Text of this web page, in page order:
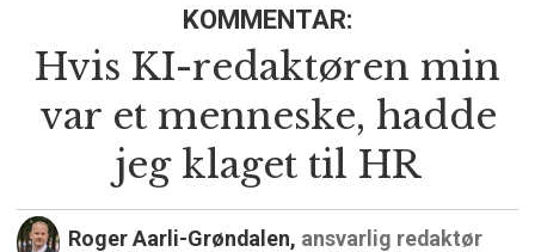
KOMMENTAR:
Hvis KI-redaktøren min
var et menneske, hadde
jeg klaget til HR
Roger Aarli-Grøndalen, ansvarlig redaktør